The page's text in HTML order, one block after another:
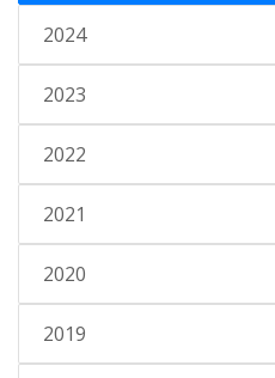
2024
2023
2022
2021
2020
2019